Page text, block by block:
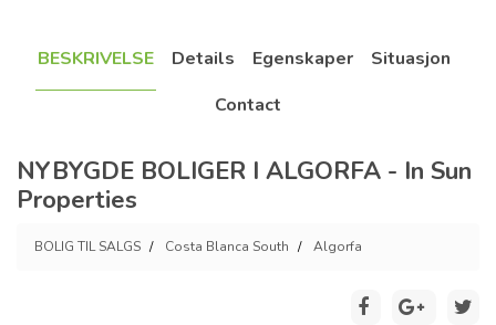
BESKRIVELSE Details Egenskaper
Situasjon
Contact
NYBYGDE BOLIGER I ALGORFA - In Sun
Properties
BOLIG TIL SALGS Costa Blanca South Algorfa